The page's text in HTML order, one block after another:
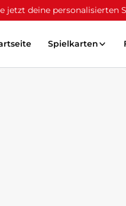
jetzt deine personalisierten
Spielkarten